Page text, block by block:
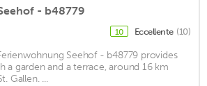
- b48779
10 Eccellente (10)
Seehof - b48779 provides
garden and a terrace, around 16 km
Gallen. ...